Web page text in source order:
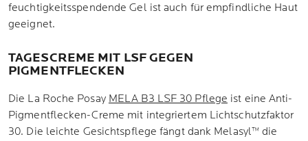
feuchtigkeitsspendende Gel ist auch für empfindliche Haut
geeignet.
TAGESCREME MIT LSF GEGEN
PIGMENTFLECKEN
Die La Roche Posay MELA B3 LSF 30 Pflege ist eine Anti-
Pigmentflecken-Creme mit integriertem Lichtschutzfaktor
30. Die leichte Gesichtspflege fängt dank Melasyl™ die